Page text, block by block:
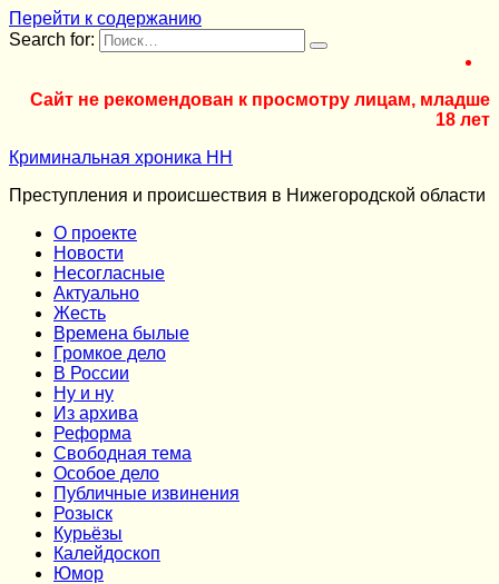
Перейти к содержанию
Search for:
Сайт не рекомендован к просмотру лицам, младше
18 лет
Криминальная хроника НН
Преступления и происшествия в Нижегородской области
О проекте
Новости
Несогласные
Актуально
Жесть
Времена былые
Громкое дело
В России
Ну и ну
Из архива
Реформа
Cвободная тема
Особое дело
Публичные извинения
Розыск
Курьёзы
Калейдоскоп
Юмор